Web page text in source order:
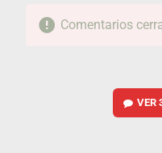
Comentarios
VER